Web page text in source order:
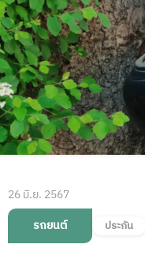
26 มิ.ย. 2567
รถยนต์
ประกัน